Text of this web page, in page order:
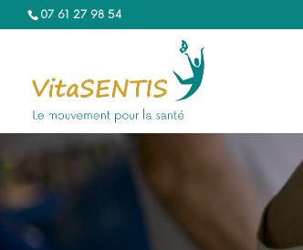
07 61 27 98 54‬